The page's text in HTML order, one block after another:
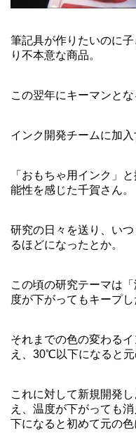
筆記具が作りたいのに
り不本意な商品。
この翌年にキーマンと
インク開発チームに加入
「おもちゃ用インク」
能性を感じた千賀さん。
研究の日々を送り、い
るほどになったとか。
この頃の研究テーマは
度が下がってもキープ
それまでの色の変わる
え、30℃以下になると元
これに対して新規開発
え、温度が下がっても
下になると初めて元の